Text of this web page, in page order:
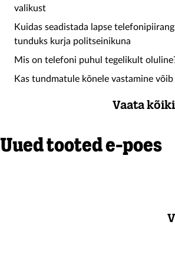
valikust
Kuidas seadistada lapse
tunduks kurja politseinikuna
Mis on telefoni puhul tegelikult
Kas tundmatule kõnele vastamine
Vaata
Uued tooted e-poes